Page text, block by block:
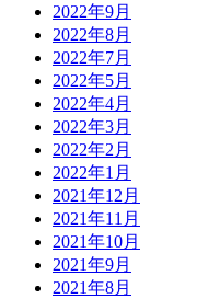
2022年9月
2022年8月
2022年7月
2022年5月
2022年4月
2022年3月
2022年2月
2022年1月
2021年12月
2021年11月
2021年10月
2021年9月
2021年8月